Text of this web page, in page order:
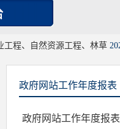
工程、自然资源工程、林草
政府网站工作年度报表
政府网站工作年度报